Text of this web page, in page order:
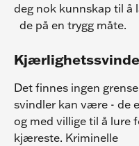
deg nok kunnskap til å
  de på en trygg måte.
Det finnes ingen
svindler kan være - de
og med villige til å lure
kjæreste. Kriminelle